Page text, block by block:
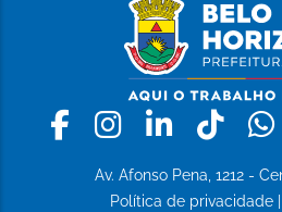
Facebook
Instagram
Linkedin
Av. Afonso Pena, 1212 -
Política de privacidade